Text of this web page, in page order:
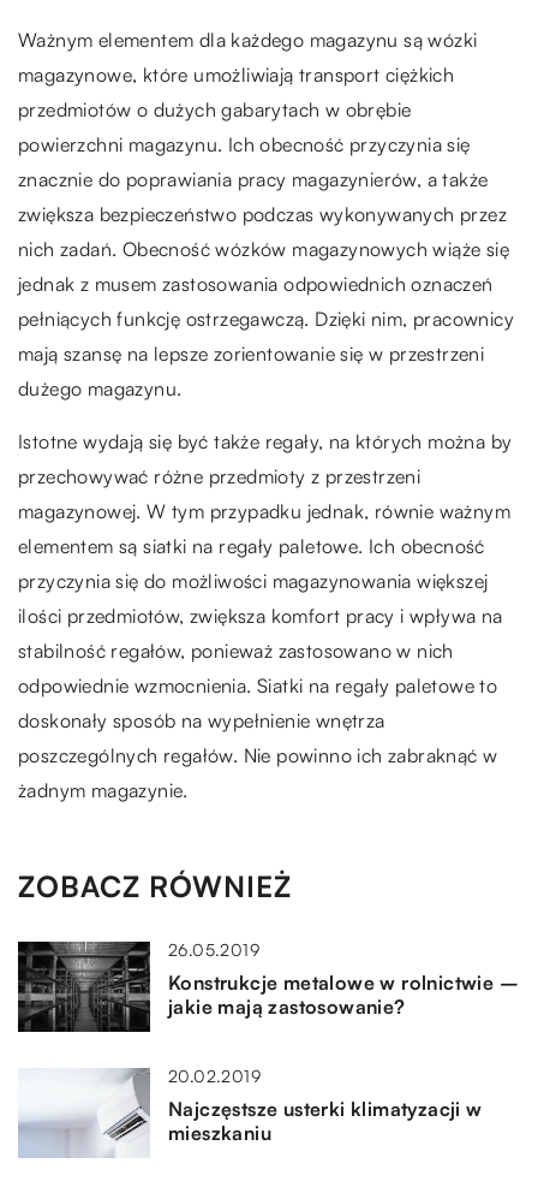
Ważnym elementem dla każdego magazynu są wózki
magazynowe, które umożliwiają transport ciężkich
przedmiotów o dużych gabarytach w obrębie
powierzchni magazynu. Ich obecność przyczynia się
znacznie do poprawiania pracy magazynierów, a także
zwiększa bezpieczeństwo podczas wykonywanych przez
nich zadań. Obecność wózków magazynowych wiąże się
jednak z musem zastosowania odpowiednich oznaczeń
pełniących funkcję ostrzegawczą. Dzięki nim, pracownicy
mają szansę na lepsze zorientowanie się w przestrzeni
dużego magazynu.
Istotne wydają się być także regały, na których można by
przechowywać różne przedmioty z przestrzeni
magazynowej. W tym przypadku jednak, równie ważnym
elementem są siatki na regały paletowe. Ich obecność
przyczynia się do możliwości magazynowania większej
ilości przedmiotów, zwiększa komfort pracy i wpływa na
stabilność regałów, ponieważ zastosowano w nich
odpowiednie wzmocnienia. Siatki na regały paletowe to
doskonały sposób na wypełnienie wnętrza
poszczególnych regałów. Nie powinno ich zabraknąć w
żadnym magazynie.
ZOBACZ RÓWNIEŻ
26.05.2019
Konstrukcje metalowe w rolnictwie –
jakie mają zastosowanie?
20.02.2019
Najczęstsze usterki klimatyzacji w
mieszkaniu